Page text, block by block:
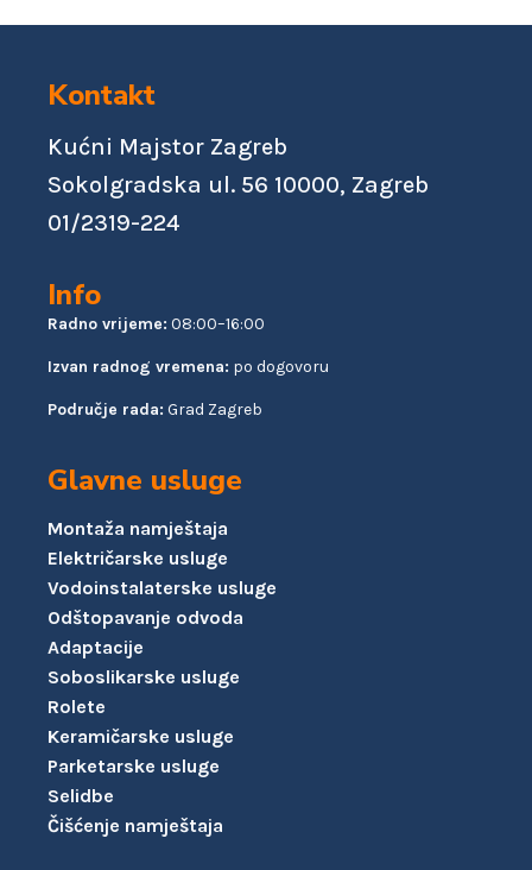
Kontakt
Kućni Majstor Zagreb
Sokolgradska ul. 56 10000, Zagreb
01/2319-224
Info
Radno vrijeme: 08:00–16:00
Izvan radnog vremena: po dogovoru
Područje rada: Grad Zagreb
Glavne usluge
Montaža namještaja
Električarske usluge
Vodoinstalaterske usluge
Odštopavanje odvoda
Adaptacije
Soboslikarske usluge
Rolete
Keramičarske usluge
Parketarske usluge
Selidbe
Čišćenje namještaja